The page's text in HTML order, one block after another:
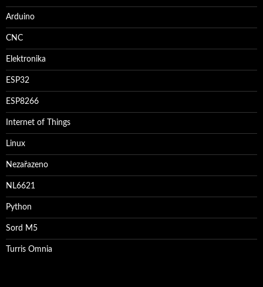
Arduino
CNC
Elektronika
ESP32
ESP8266
Internet of Things
Linux
Nezařazeno
NL6621
Python
Sord M5
Turris Omnia